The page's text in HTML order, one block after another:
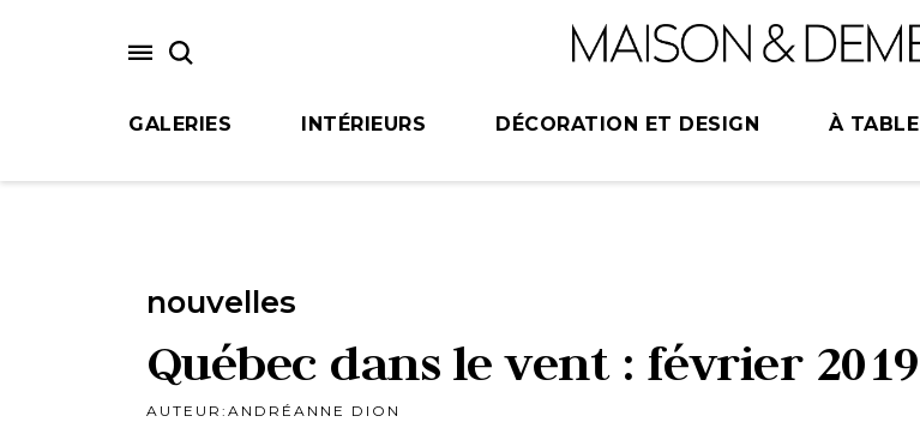
GALERIES INTÉRIEURS DÉCORATION ET DESIGN À TABLE
nouvelles
Québec dans le vent : février 2019
AUTEUR: ANDRÉANNE DION